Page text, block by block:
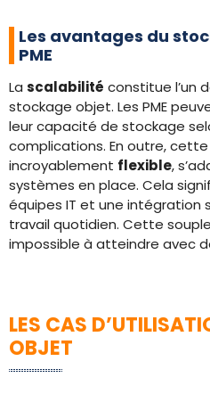
Les avantages du
PME
La scalabilité constitue l’un
stockage objet. Les PME
leur capacité de stockage
complications. En outre,
incroyablement flexible,
systèmes en place. Cela
équipes IT et une intégration
travail quotidien. Cette
impossible à atteindre avec
LES CAS
OBJET